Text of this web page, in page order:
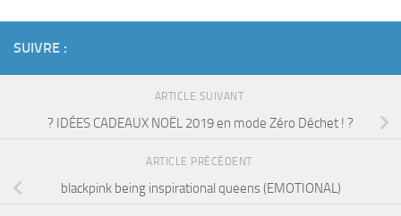
SUIVRE :
ARTICLE SUIVANT
? IDÉES CADEAUX NOËL 2019 en mode Zéro Déchet ! ?
ARTICLE PRÉCÉDENT
blackpink being inspirational queens (EMOTIONAL)